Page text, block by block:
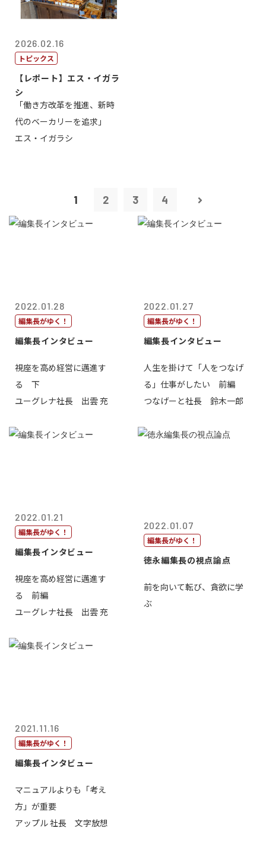
2026.02.16
トピックス
【レポート】エス・イガラ
シ
「働き方改革を推進、新時
代のベーカリーを追求」
エス・イガラシ
1 2 3 4
2022.01.28
編集長がゆく！
編集長インタビュー
視座を高め経営に邁進す
る 下
ユーグレナ社長 出雲 充
2022.01.27
編集長がゆく！
編集長インタビュー
人生を掛けて「人をつなげ
る」仕事がしたい 前編
つなげーと社長 鈴木一郎
2022.01.21
編集長がゆく！
編集長インタビュー
視座を高め経営に邁進す
る 前編
ユーグレナ社長 出雲 充
2022.01.07
編集長がゆく！
徳永編集長の視点論点
前を向いて転び、貪欲に学
ぶ
2021.11.16
編集長がゆく！
編集長インタビュー
マニュアルよりも「考え
方」が重要
アップル 社長 文字放想